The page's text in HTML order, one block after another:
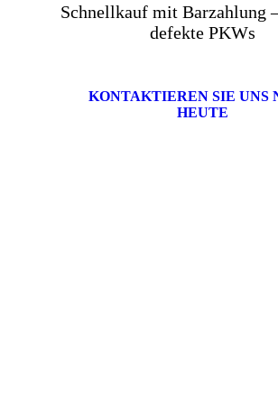
Schnellkauf mit Barzahlung
defekte PKWs
KONTAKTIEREN SIE UNS
HEUTE